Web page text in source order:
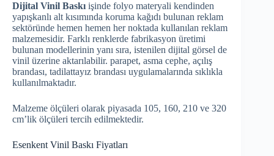
Dijital Vinil Baskı işinde folyo materyali kendinden
yapışkanlı alt kısımında koruma kağıdı bulunan reklam
sektöründe hemen hemen her noktada kullanılan reklam
malzemesidir. Farklı renklerde fabrikasyon üretimi
bulunan modellerinin yanı sıra, istenilen dijital görsel de
vinil üzerine aktarılabilir. parapet, asma cephe, açılış
brandası, tadilattayız brandası uygulamalarında sıklıkla
kullanılmaktadır.
Malzeme ölçüleri olarak piyasada 105, 160, 210 ve 320
cm’lik ölçüleri tercih edilmektedir.
Esenkent Vinil Baskı Fiyatları